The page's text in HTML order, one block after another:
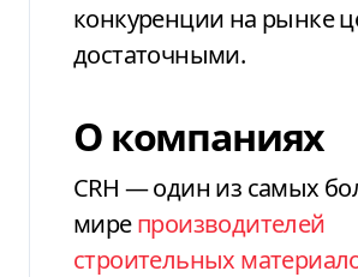
конкуренции на рынке
достаточными.
О компаниях
CRH — один из самых
мирепроизводителей
строительных